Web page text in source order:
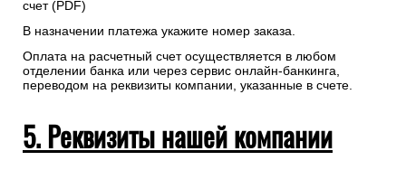
счет (PDF)
В назначении платежа укажите номер заказа.
Оплата на расчетный счет осуществляется в любом
отделении банка или через сервис онлайн-банкинга,
переводом на реквизиты компании, указанные в счете.
5. Реквизиты нашей компании